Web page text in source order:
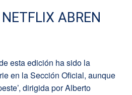
ABREN
esta edición ha sido la
en la Sección Oficial, aunque
dirigida por Alberto